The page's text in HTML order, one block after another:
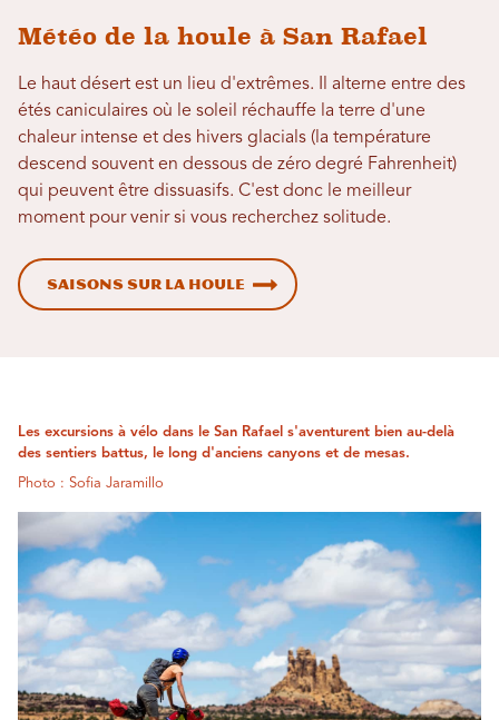
Météo de la houle à San Rafael
Le haut désert est un lieu d'extrêmes. Il alterne entre des
étés caniculaires où le soleil réchauffe la terre d'une
chaleur intense et des hivers glacials (la température
descend souvent en dessous de zéro degré Fahrenheit)
qui peuvent être dissuasifs. C'est donc le meilleur
moment pour venir si vous recherchez solitude.
Saisons sur la houle
Les excursions à vélo dans le San Rafael s'aventurent bien au-delà
des sentiers battus, le long d'anciens canyons et de mesas.
Photo : Sofia Jaramillo